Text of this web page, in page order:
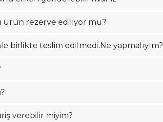
ürün rezerve ediliyor mu?
birlikte teslim edilmedi.Ne yapmalıyım?
verebilir miyim?